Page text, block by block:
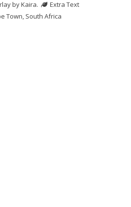
byKaira.
Extra Text
Town, South Africa